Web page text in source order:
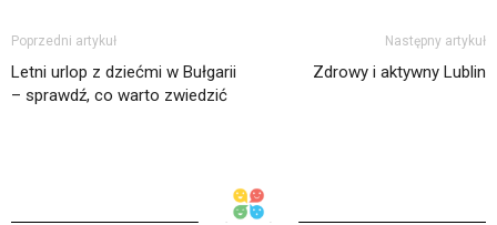
Poprzedni artykuł
Letni urlop z dziećmi w Bułgarii
– sprawdź, co warto zwiedzić
Następny artykuł
Zdrowy i aktywny Lublin